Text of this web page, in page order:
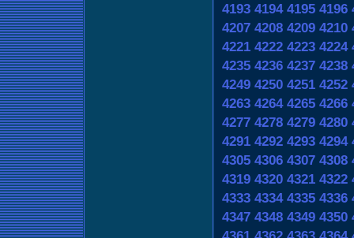
4193 4194 4195 4196
4207 4208 4209 4210
4221 4222 4223 4224
4235 4236 4237 4238
4249 4250 4251 4252
4263 4264 4265 4266
4277 4278 4279 4280
4291 4292 4293 4294
4305 4306 4307 4308
4319 4320 4321 4322
4333 4334 4335 4336
4347 4348 4349 4350